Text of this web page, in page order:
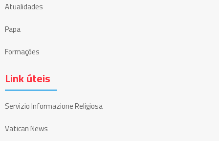
Atualidades
Papa
Formações
Link úteis
Servizio Informazione Religiosa
Vatican News